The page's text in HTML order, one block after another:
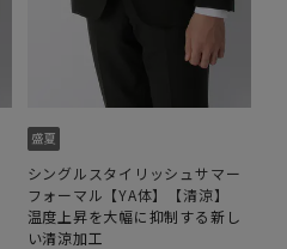
シングルスタイリッシュサマー
フォーマル【YA体】【清涼】
温度上昇を大幅に抑制する新し
い清涼加工